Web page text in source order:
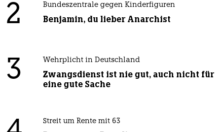
2 Bundeszentrale gegen Kinderfiguren
Benjamin, du lieber Anarchist
3 Wehrplicht in Deutschland
Zwangsdienst ist nie gut, auch nicht für
eine gute Sache
Streit um Rente mit 63